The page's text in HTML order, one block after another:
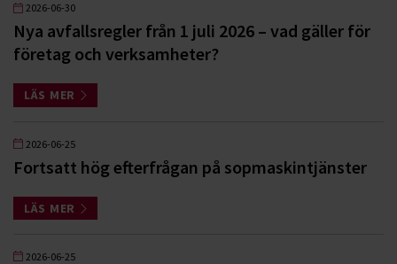
2026-06-30
Nya avfallsregler från 1 juli 2026 – vad gäller för
företag och verksamheter?
LÄS MER
2026-06-25
Fortsatt hög efterfrågan på sopmaskintjänster
LÄS MER
2026-06-25